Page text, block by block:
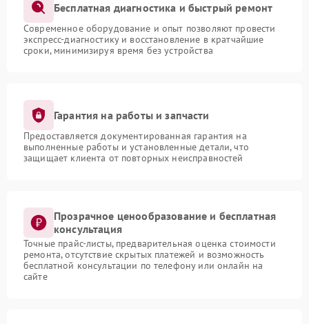
Бесплатная диагностика и быстрый ремонт
Современное оборудование и опыт позволяют провести
экспресс-диагностику и восстановление в кратчайшие
сроки, минимизируя время без устройства
Гарантия на работы и запчасти
Предоставляется документированная гарантия на
выполненные работы и установленные детали, что
защищает клиента от повторных неисправностей
Прозрачное ценообразование и бесплатная
консультация
Точные прайс-листы, предварительная оценка стоимости
ремонта, отсутствие скрытых платежей и возможность
бесплатной консультации по телефону или онлайн на
сайте